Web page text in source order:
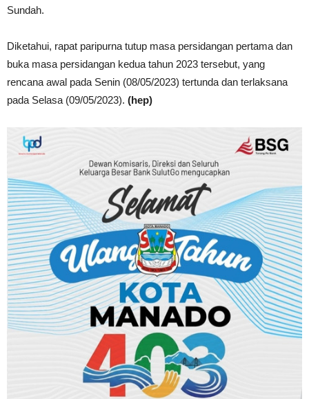
Sundah.
Diketahui, rapat paripurna tutup masa persidangan pertama dan
buka masa persidangan kedua tahun 2023 tersebut, yang
rencana awal pada Senin (08/05/2023) tertunda dan terlaksana
pada Selasa (09/05/2023). (hep)